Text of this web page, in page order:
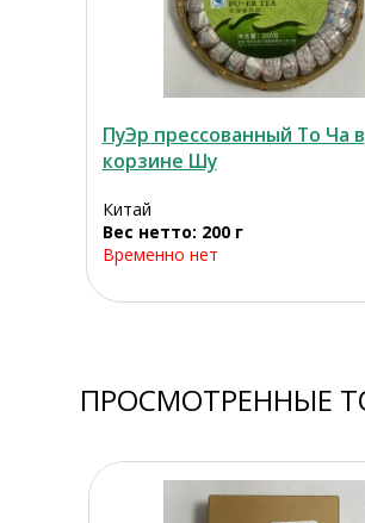
ПуЭр прессованный То Ча в
корзине Шу
Китай
Вес нетто: 200 г
Временно нет
ПРОСМОТРЕННЫЕ